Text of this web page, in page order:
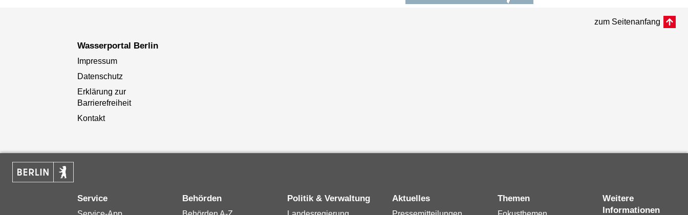
zum Seitenanfang
Wasserportal Berlin
Impressum
Datenschutz
Erklärung zur
Barrierefreiheit
Kontakt
Service Behörden Politik & Verwaltung Aktuelles Themen
Weitere
Informationen